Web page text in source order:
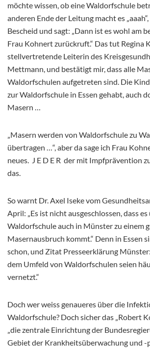
möchte wissen, ob eine Waldorfschule
anderen Ende der Leitung macht es
Bescheid und sagt: „Dann ist es wohl am
Frau Kohnert zurückruft.“ Das tut Regina
stellvertretende Leiterin des
Mettmann, und bestätigt mir, dass alle
Waldorfschulen aufgetreten sind. Die
zur Waldorfschule in Essen gehabt, auch
Masern …
„Masern werden von Waldorfschule zu
übertragen …“, aber da sage ich Frau
neues. J E D E R der mit Impfprävention
das.
So warnt Dr. Axel Iseke vom
April: „Es ist nicht ausgeschlossen, dass
Waldorfschule auch in Münster zu einem
Masernausbruch kommt.“ Denn in Essen
schon, und Zitat Presseerklärung
dem Umfeld von Waldorfschulen seien
vernetzt.“
Doch wer weiss genaueres über die
Waldorfschule? Doch sicher das „Robert
„die zentrale Einrichtung der
Gebiet der Krankheitsüberwachung und -